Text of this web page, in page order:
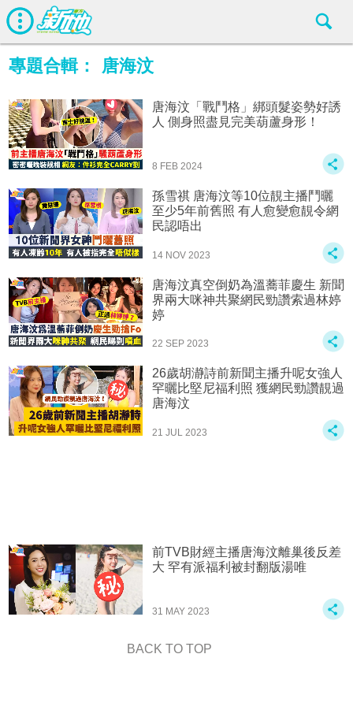
專題合輯： 唐海汶
唐海汶「戰鬥格」綁頭髮姿勢好誘
人 側身照盡見完美葫蘆身形！
8 FEB 2024
孫雪祺 唐海汶等10位靚主播鬥曬
至少5年前舊照 有人愈變愈靚令網
民認唔出
14 NOV 2023
唐海汶真空倒奶為溫蕎菲慶生 新聞
界兩大咪神共聚網民勁讚索過林婷
婷
22 SEP 2023
26歲胡瀞詩前新聞主播升呢女強人
罕曬比堅尼福利照 獲網民勁讚靚過
唐海汶
21 JUL 2023
前TVB財經主播唐海汶離巢後反差
大 罕有派福利被封翻版湯唯
31 MAY 2023
BACK TO TOP